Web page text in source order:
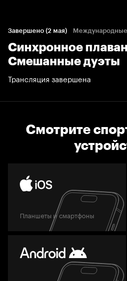
Завершено (2 мая)
Синхронное
Смешанные дуэты
Трансляция завершена
Смотрите
Планшеты и смартфоны